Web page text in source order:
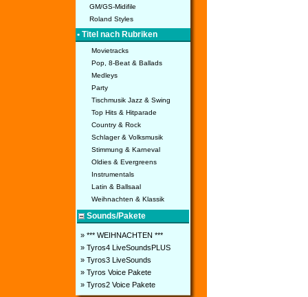
GM/GS-Midifile
Roland Styles
• Titel nach Rubriken
Movietracks
Pop, 8-Beat & Ballads
Medleys
Party
Tischmusik Jazz & Swing
Top Hits & Hitparade
Country & Rock
Schlager & Volksmusik
Stimmung & Karneval
Oldies & Evergreens
Instrumentals
Latin & Ballsaal
Weihnachten & Klassik
Sounds/Pakete
» *** WEIHNACHTEN ***
» Tyros4 LiveSoundsPLUS
» Tyros3 LiveSounds
» Tyros Voice Pakete
» Tyros2 Voice Pakete